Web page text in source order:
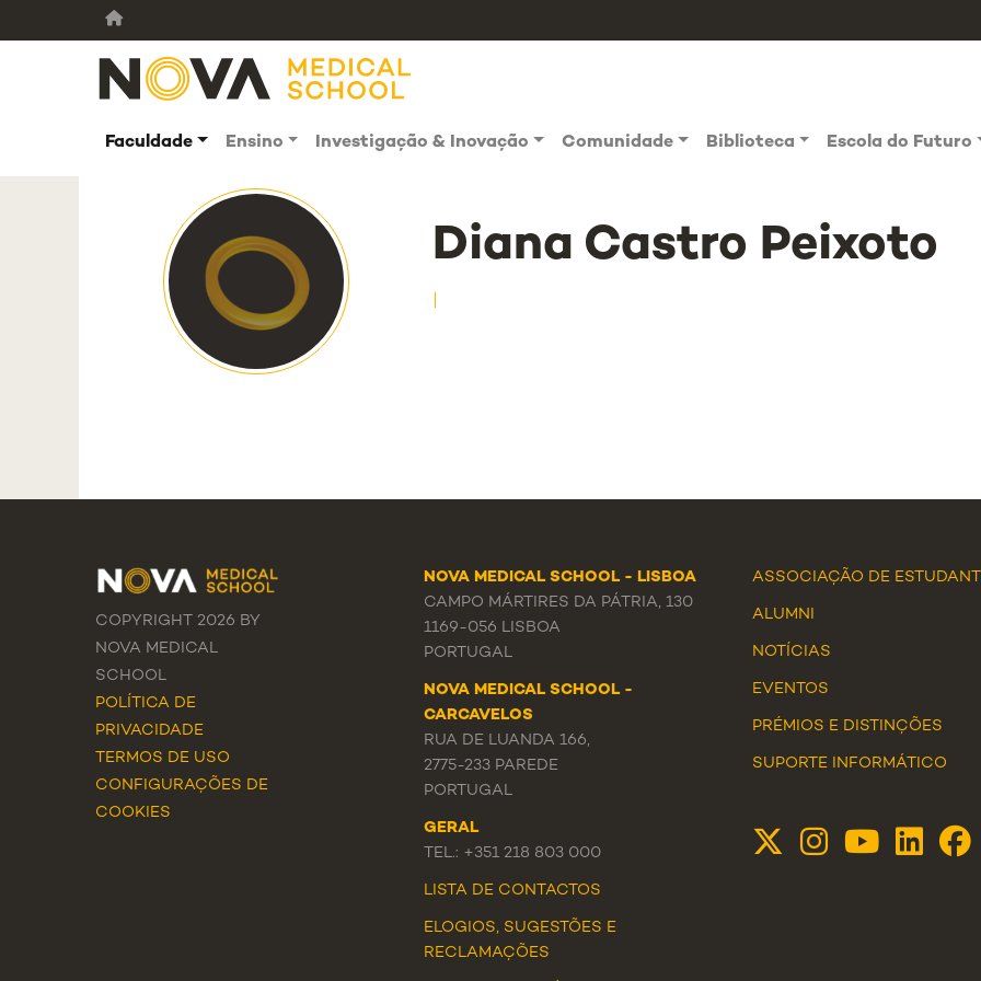
Faculdade Ensino Investigação & Inovação Comunidade Biblioteca Escola do Futuro
Diana Castro Peixoto
COPYRIGHT 2026 BY
NOVA MEDICAL
SCHOOL
POLÍTICA DE
PRIVACIDADE
TERMOS DE USO
CONFIGURAÇÕES DE
COOKIES
NOVA MEDICAL SCHOOL - LISBOA
CAMPO MÁRTIRES DA PÁTRIA, 130
1169-056 LISBOA
PORTUGAL
NOVA MEDICAL SCHOOL -
CARCAVELOS
RUA DE LUANDA 166,
2775-233 PAREDE
PORTUGAL
GERAL
TEL.: +351 218 803 000
LISTA DE CONTACTOS
ELOGIOS, SUGESTÕES E
RECLAMAÇÕES
ASSOCIAÇÃO DE
ALUMNI
NOTÍCIAS
EVENTOS
PRÉMIOS E DISTINÇÕES
SUPORTE INFORMÁTICO